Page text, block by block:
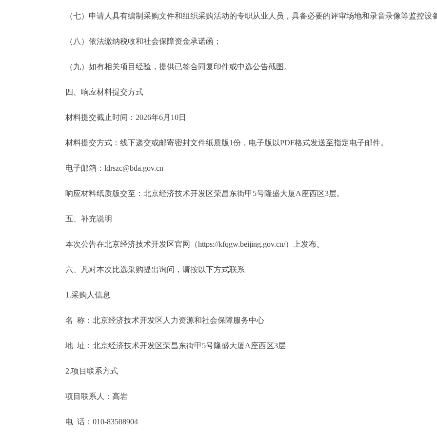
（七）申请人具有编制采购文件和组织采购活动的专职从业人员，具备必要的评审场地和录音录像等监控设
（八）依法缴纳税收和社会保障资金承诺函；
（九）如有相关项目经验，提供已签合同复印件或中选公告截图。
四、响应材料提交方式
材料提交截止时间：2026年6月10日
材料提交方式：线下递交或邮寄密封文件纸质版1份，电子版以PDF格式发送至指定电子邮件。
电子邮箱：ldrszc@bda.gov.cn
响应材料纸质版交至：北京经济技术开发区荣昌东街甲5号隆盛大厦A座西区3层。
五、补充说明
本次公告在北京经济技术开发区官网（https://kfqgw.beijing.gov.cn/）上发布。
六、凡对本次比选采购提出询问，请按以下方式联系
1.采购人信息
名 称：北京经济技术开发区人力资源和社会保障服务中心
地 址：北京经济技术开发区荣昌东街甲5号隆盛大厦A座西区3层
2.项目联系方式
项目联系人：高岩
电 话：010-83508904